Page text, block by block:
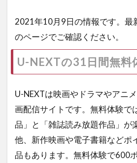
2021年10月9日の情報です。最
のページでご確認ください。
U-NEXTの31日間無料
U-NEXTは映画やドラマやアニ
画配信サイトです。無料体験で
品」と「雑誌読み放題作品」が
他、新作映画や電子書籍などポ
品もあります。無料体験で600